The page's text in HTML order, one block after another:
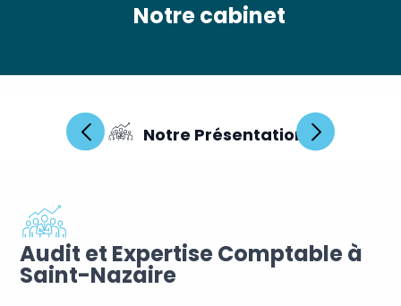
Notre cabinet
Notre Présentation
Audit et Expertise Comptable à
Saint-Nazaire